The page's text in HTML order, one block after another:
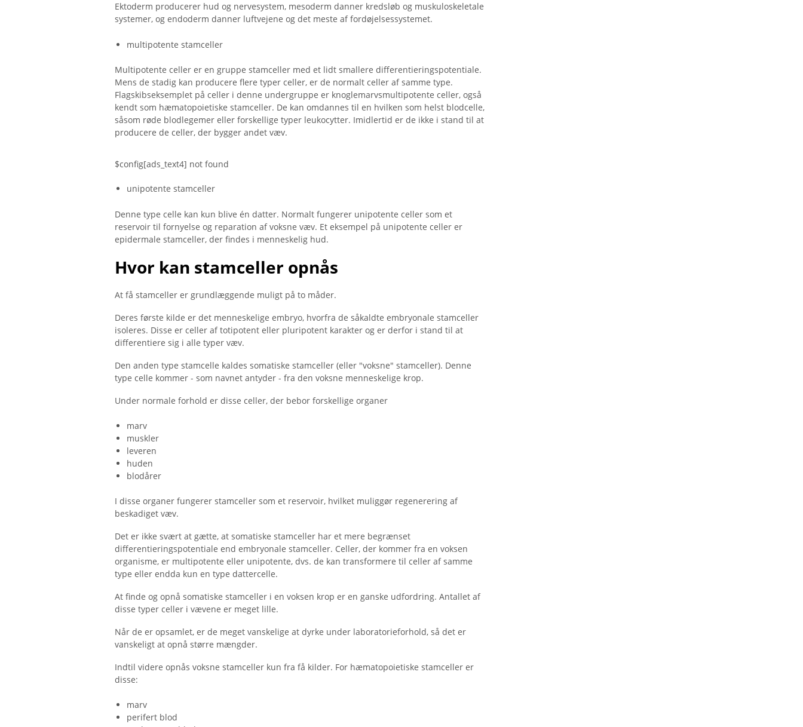
Ektoderm producerer hud og nervesystem, mesoderm danner kredsløb og muskuloskeletale
systemer, og endoderm danner luftvejene og det meste af fordøjelsessystemet.
multipotente stamceller
Multipotente celler er en gruppe stamceller med et lidt smallere differentieringspotentiale.
Mens de stadig kan producere flere typer celler, er de normalt celler af samme type.
Flagskibseksemplet på celler i denne undergruppe er knoglemarvsmultipotente celler, også
kendt som hæmatopoietiske stamceller. De kan omdannes til en hvilken som helst blodcelle,
såsom røde blodlegemer eller forskellige typer leukocytter. Imidlertid er de ikke i stand til at
producere de celler, der bygger andet væv.
$config[ads_text4] not found
unipotente stamceller
Denne type celle kan kun blive én datter. Normalt fungerer unipotente celler som et
reservoir til fornyelse og reparation af voksne væv. Et eksempel på unipotente celler er
epidermale stamceller, der findes i menneskelig hud.
Hvor kan stamceller opnås
At få stamceller er grundlæggende muligt på to måder.
Deres første kilde er det menneskelige embryo, hvorfra de såkaldte embryonale stamceller
isoleres. Disse er celler af totipotent eller pluripotent karakter og er derfor i stand til at
differentiere sig i alle typer væv.
Den anden type stamcelle kaldes somatiske stamceller (eller "voksne" stamceller). Denne
type celle kommer - som navnet antyder - fra den voksne menneskelige krop.
Under normale forhold er disse celler, der bebor forskellige organer
marv
muskler
leveren
huden
blodårer
I disse organer fungerer stamceller som et reservoir, hvilket muliggør regenerering af
beskadiget væv.
Det er ikke svært at gætte, at somatiske stamceller har et mere begrænset
differentieringspotentiale end embryonale stamceller. Celler, der kommer fra en voksen
organisme, er multipotente eller unipotente, dvs. de kan transformere til celler af samme
type eller endda kun en type dattercelle.
At finde og opnå somatiske stamceller i en voksen krop er en ganske udfordring. Antallet af
disse typer celler i vævene er meget lille.
Når de er opsamlet, er de meget vanskelige at dyrke under laboratorieforhold, så det er
vanskeligt at opnå større mængder.
Indtil videre opnås voksne stamceller kun fra få kilder. For hæmatopoietiske stamceller er
disse:
marv
perifert blod